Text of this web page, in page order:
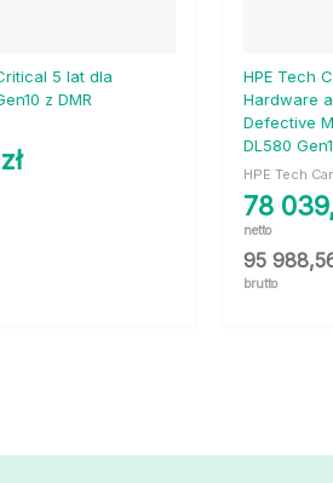
5 lat dla
z DMR
zł
HPE Tech
Hardware
Defective
DL580
HPE Tech
78
netto
95
brutto